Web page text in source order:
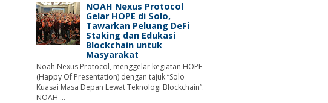
NOAH Nexus Protocol
Gelar HOPE di Solo,
Tawarkan Peluang DeFi
Staking dan Edukasi
Blockchain untuk
Masyarakat
Noah Nexus Protocol, menggelar kegiatan HOPE
(Happy Of Presentation) dengan tajuk “Solo
Kuasai Masa Depan Lewat Teknologi Blockchain”.
NOAH ...